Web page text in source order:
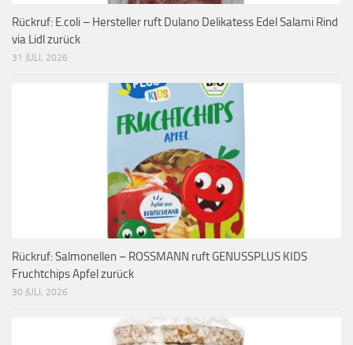
Rückruf: E.coli – Hersteller ruft Dulano Delikatess Edel Salami Rind
via Lidl zurück
31 JULI, 2026
Rückruf: Salmonellen – ROSSMANN ruft GENUSSPLUS KIDS
Fruchtchips Apfel zurück
30 JULI, 2026